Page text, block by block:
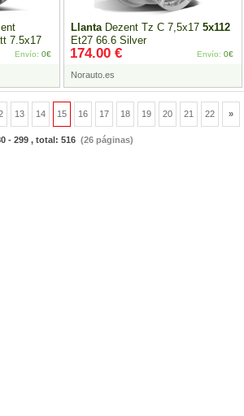
7.5x17
Envío: 0€
LlantaDezent Tz C 7,5x17 5x112
Et27 66.6 Silver
Norauto.es
174.00 € Envío: 0€
13 14 15 16 17 18 19 20 21 22 »
- 299 , total: 516(26 páginas)